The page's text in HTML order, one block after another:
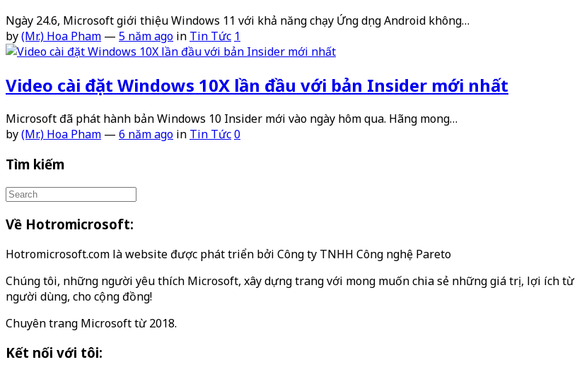
Ngày 24.6, Microsoft giới thiệu Windows 11 với khả năng chạy Ứng dụng Android không…
by(Mr.) Hoa Pham — 5 năm ago in Tin Tức 1
Video cài đặt Windows 10X lần đầu với bản Insider mới nhất
Microsoft đã phát hành bản Windows 10 Insider mới vào ngày hôm qua. Hãng mong…
by(Mr.) Hoa Pham — 6 năm ago in Tin Tức0
Tìm kiếm
Về Hotromicrosoft:
Hotromicrosoft.com là website được phát triển bởi Công ty TNHH Công nghệ Pareto
Chúng tôi, những người yêu thích Microsoft, xây dựng trang với mong muốn chia sẻ những giá trị, lợi ích
người dùng, cho cộng đồng!
Chuyên trang Microsoft từ 2018.
Kết nối với tôi: